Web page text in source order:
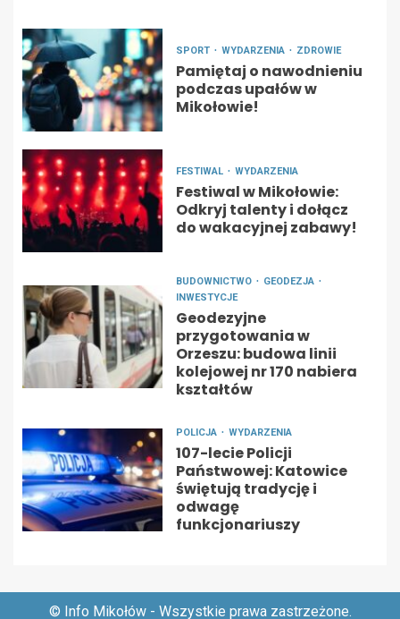
SPORT WYDARZENIA ZDROWIE
Pamiętaj o nawodnieniu
podczas upałów w
Mikołowie!
FESTIWAL WYDARZENIA
Festiwal w Mikołowie:
Odkryj talenty i dołącz
do wakacyjnej zabawy!
BUDOWNICTWO
GEODEZJA
INWESTYCJE
Geodezyjne
przygotowania w
Orzeszu: budowa linii
kolejowej nr 170 nabiera
kształtów
POLICJA WYDARZENIA
107-lecie Policji
Państwowej: Katowice
świętują tradycję i
odwagę
funkcjonariuszy
© Info Mikołów - Wszystkie prawa zastrzeżone.